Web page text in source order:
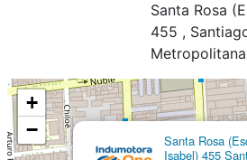
Santa Rosa
455 ,
Metropolitana
Santa Rosa
Isabel) 455
+
−